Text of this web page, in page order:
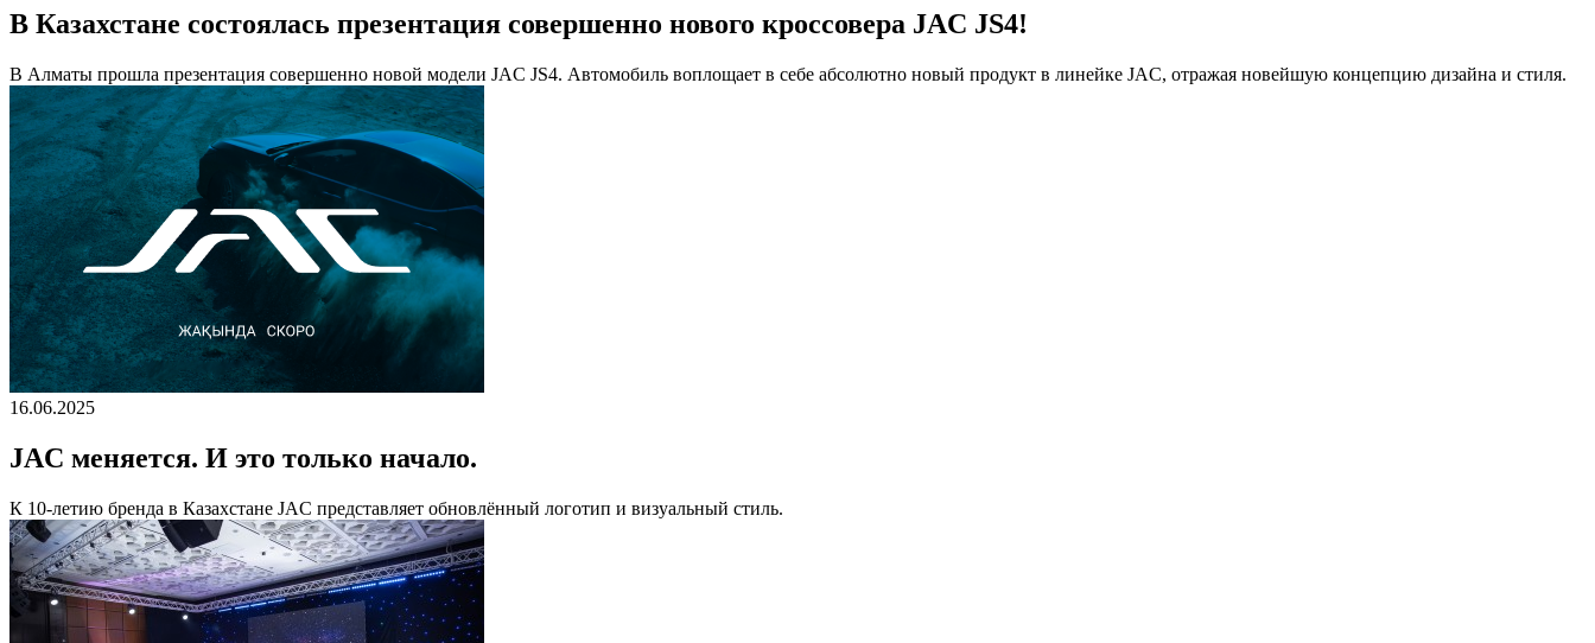
В Казахстане состоялась презентация совершенно нового кроссовера JAC JS4!
В Алматы прошла презентация совершенно новой модели JAC JS4. Автомобиль воплощает в себе абсолютно новый продукт в линейке JAC, отражая новейшую концепцию дизайна и стиля.
16.06.2025
JAC меняется. И это только начало.
К 10-летию бренда в Казахстане JAC представляет обновлённый логотип и визуальный стиль.